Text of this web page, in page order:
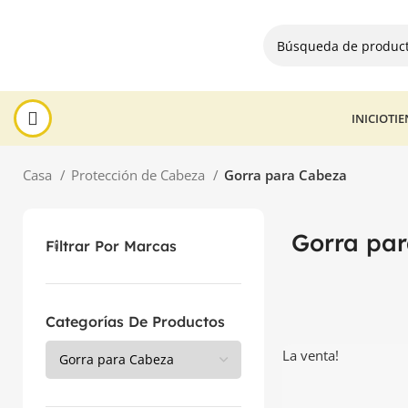
INICIO
Casa Protección de Cabeza Gorra para Cabeza
Filtrar Por Marcas
Categorías De Productos
Gorra
La venta!